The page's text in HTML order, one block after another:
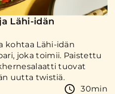
Lähi-idän
kohtaa Lähi-idän
joka toimii. Paistettu
tuovat
uutta twistiä.
30min